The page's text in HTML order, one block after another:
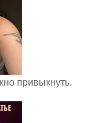
привыкнуть.